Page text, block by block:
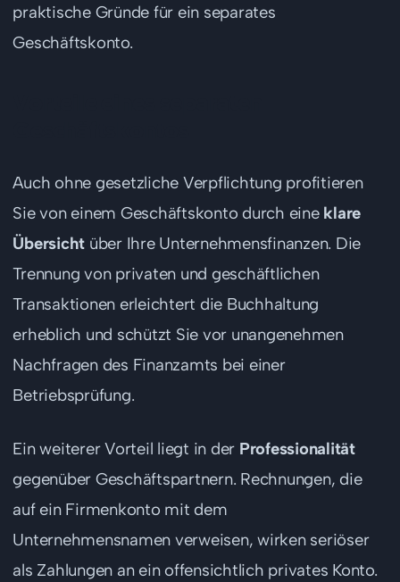
praktische Gründe für ein separates
Geschäftskonto.
Auch ohne gesetzliche Verpflichtung profitieren
Sie von einem Geschäftskonto durch eine klare
Übersicht über Ihre Unternehmensfinanzen. Die
Trennung von privaten und geschäftlichen
Transaktionen erleichtert die Buchhaltung
erheblich und schützt Sie vor unangenehmen
Nachfragen des Finanzamts bei einer
Betriebsprüfung.
Ein weiterer Vorteil liegt in der Professionalität
gegenüber Geschäftspartnern. Rechnungen, die
auf ein Firmenkonto mit dem
Unternehmensnamen verweisen, wirken seriöser
als Zahlungen an ein offensichtlich privates Konto.